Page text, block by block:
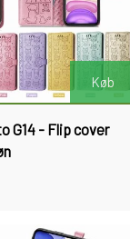
Køb
G14 - Flip cover